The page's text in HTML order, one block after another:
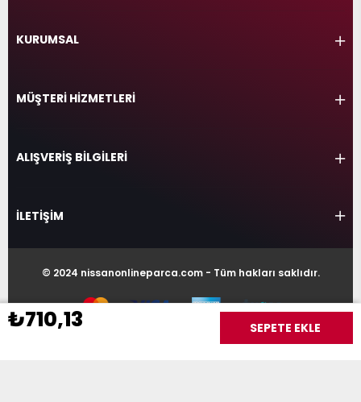
₺710,13
KURUMSAL
MÜŞTERİ HİZMETLERİ
ALIŞVERİŞ BİLGİLERİ
İLETİŞİM
© 2024 nissanonlineparca.com - Tüm hakları saklıdır.